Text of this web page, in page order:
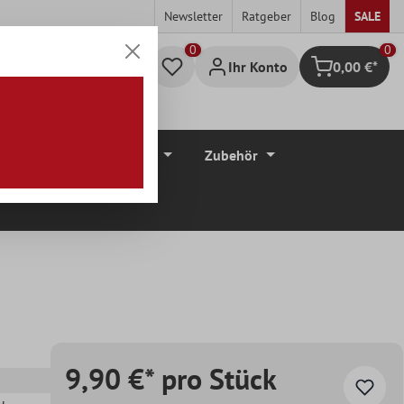
Newsletter Ratgeber Blog SALE
Ihr Konto Warenkorb
0
0,00 €*
Zubehör
9,90 €* pro Stück